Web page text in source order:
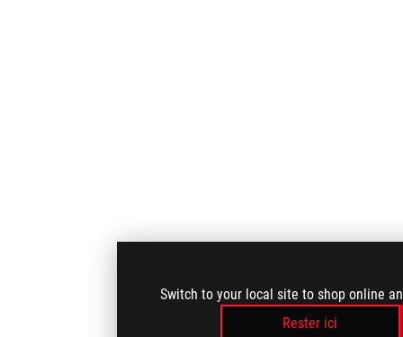
Switch to your local site to shop online
Rester ici